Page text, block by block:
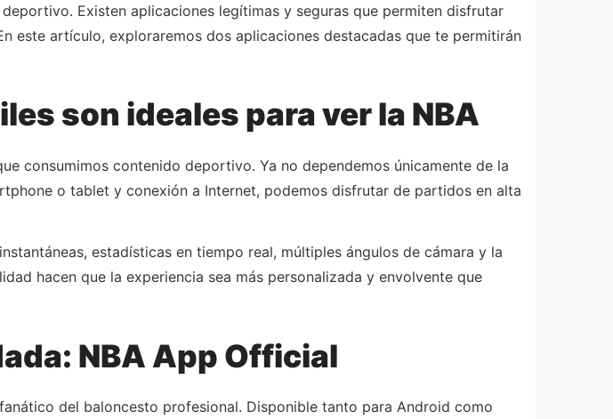
Existen aplicaciones legítimas y seguras que permiten disfrutar
este artículo, exploraremos dos aplicaciones destacadas que te permitirán
son ideales para ver la NBA
consumimos contenido deportivo. Ya no dependemos únicamente de la
o tablet y conexión a Internet, podemos disfrutar de partidos en alta
estadísticas en tiempo real, múltiples ángulos de cámara y la
hacen que la experiencia sea más personalizada y envolvente que
NBA App Official
del baloncesto profesional. Disponible tanto para Android como